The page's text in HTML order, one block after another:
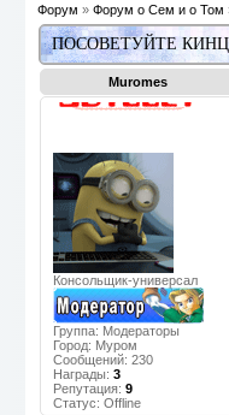
Форум » Форум о Сем и о Том
ПОСОВЕТУЙТЕ
Muromes
Консольщик-универсал
Группа: Модераторы
Город: Муром
Сообщений: 230
Награды: 3
Репутация: 9
Статус: Offline